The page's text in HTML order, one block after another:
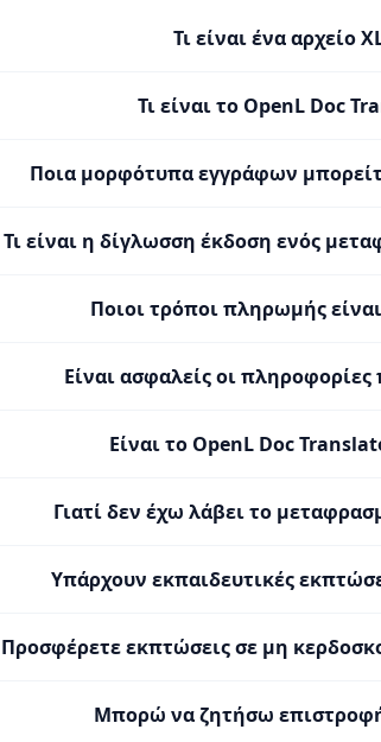
Τι είναι ένα αρχείο
Τι είναι το OpenL Doc
Ποια μορφότυπα εγγράφων
Τι είναι η δίγλωσση έκδοση ενός
Ποιοι τρόποι πληρωμής
Είναι ασφαλείς οι
Είναι το OpenL Doc
Γιατί δεν έχω λάβει το
Υπάρχουν εκπαιδευτικές
Προσφέρετε εκπτώσεις σε μη
Μπορώ να ζητήσω